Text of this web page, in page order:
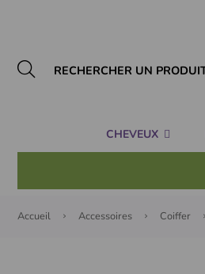
CHEVEUX
Accueil Accessoires Coiffer